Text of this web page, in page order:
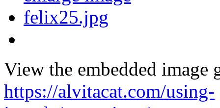
View the embedded image
https://alvitacat.com/using-